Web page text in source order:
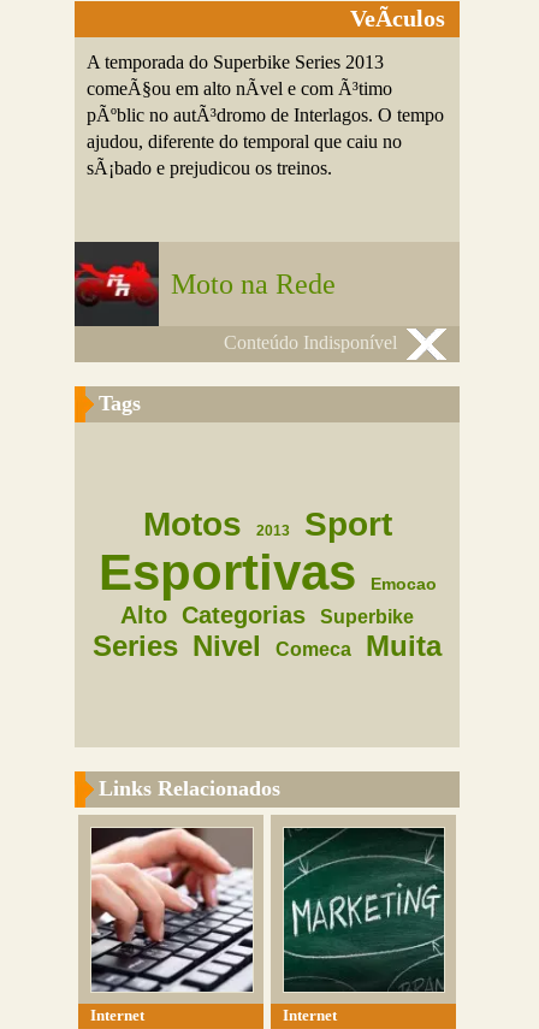
VeÃ­culos
A temporada do Superbike Series 2013
comeÃ§ou em alto nÃ­vel e com Ã³timo
pÃºblic no autÃ³dromo de Interlagos. O tempo
ajudou, diferente do temporal que caiu no
sÃ¡bado e prejudicou os treinos.
Moto na Rede
Conteúdo Indisponível
Tags
Motos 2013 Sport
Esportivas Emocao
Alto Categorias Superbike
Series Nivel Comeca Muita
Links Relacionados
Internet
Internet